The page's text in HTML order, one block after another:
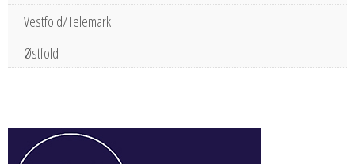
Vestfold/Telemark
Østfold